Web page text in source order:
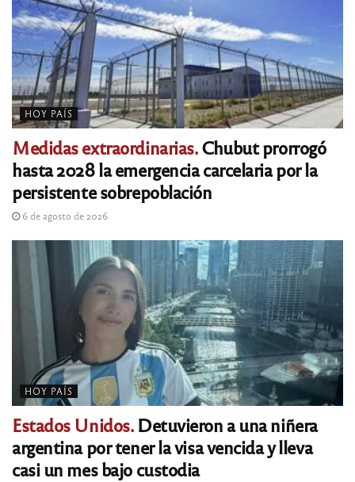
HOY PAÍS
Medidas extraordinarias.Chubut prorrogó
hasta 2028 la emergencia carcelaria por la
persistente sobrepoblación
6 de agosto de 2026
HOY PAÍS
Estados Unidos.Detuvieron a una niñera
argentina por tener la visa vencida y lleva
casi un mes bajo custodia